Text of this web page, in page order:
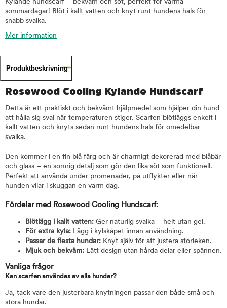
Kylande hundscarf – bekväm och söt, perfekt för varma
sommardagar! Blöt i kallt vatten och knyt runt hundens hals för
snabb svalka.
Mer information
Produktbeskrivning
Rosewood Cooling Kylande Hundscarf
Detta är ett praktiskt och bekvämt hjälpmedel som hjälper din hund
att hålla sig sval när temperaturen stiger. Scarfen blötläggs enkelt i
kallt vatten och knyts sedan runt hundens hals för omedelbar
svalka.
Den kommer i en fin blå färg och är charmigt dekorerad med blåbär
och glass – en somrig detalj som gör den lika söt som funktionell.
Perfekt att använda under promenader, på utflykter eller när
hunden vilar i skuggan en varm dag.
Fördelar med Rosewood Cooling Hundscarf:
Blötlägg i kallt vatten: Ger naturlig svalka – helt utan gel.
För extra kyla: Lägg i kylskåpet innan användning.
Passar de flesta hundar: Knyt själv för att justera storleken.
Mjuk och bekväm: Lätt design utan hårda delar eller spännen.
Vanliga frågor
Kan scarfen användas av alla hundar?
Ja, tack vare den justerbara knytningen passar den både små och
stora hundar.